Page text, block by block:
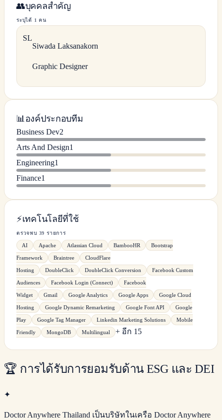
👥บุคคลสำคัญ
ระบุได้ 1 คน
SL
Siwada Laksanakorn
Graphic Designer
📊 องค์ประกอบทีม
Business Dev2
Arts And Design1
Engineering1
Finance1
⚡เทคโนโลยีที่ใช้
ตรวจพบ 39 รายการ
AI Apache Atlassian Cloud BambooHR Bootstrap
Framework Braintree CloudFlare
Hosting DoubleClick DoubleClick Conversion Facebook Custom
Audiences Facebook Login (Connect) Facebook
Widget Gmail Google Analytics Google Apps Google Cloud
Hosting Google Dynamic Remarketing Google Font API Google
Play Google Tag Manager Linkedin Marketing Solutions Mobile
Friendly MongoDB Multilingual + อีก 15
🏆 การได้รับการยอมรับด้าน ESG และ DEI
✦
Doctor Anywhere Thailand เป็นบริษัทในเครือ Doctor Anywhere